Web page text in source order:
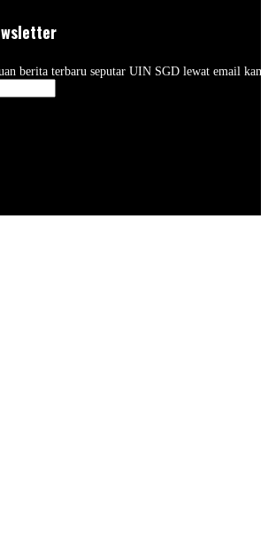
berita terbaru seputar UIN SGD lewat email